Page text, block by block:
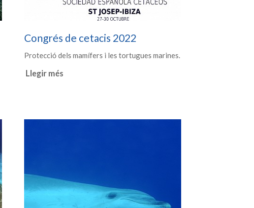
Congrés de cetacis 2022
Protecció dels mamífers i les tortugues marines.
Llegir més